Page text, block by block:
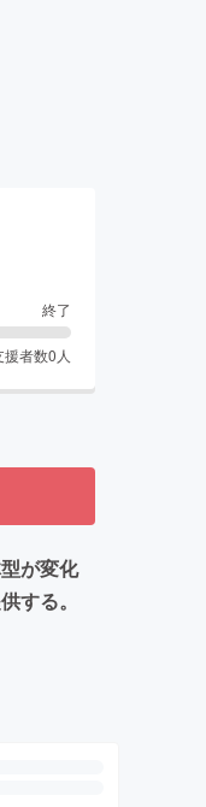
終了
援者数0 人
が変化
する。